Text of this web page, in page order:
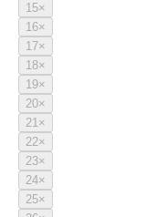
15×
16×
17×
18×
19×
20×
21×
22×
23×
24×
25×